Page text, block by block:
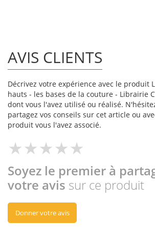
AVIS CLIENTS
Décrivez votre expérience avec le produit
hauts - les bases de la couture - Librairie
dont vous l'avez utilisé ou réalisé.
partagez vos conseils sur cet article ou
produit vous l'avez associé.
Soyez le premier à
votre avis sur ce produit
Donner votre avis